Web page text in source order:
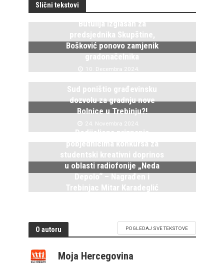
Slični tekstovi
Butulija izglasan za
predsjednika Skupštine,
Bošković ponovo zamjenik
gradonačelnika
10. Decembra 2024.
Sud poništio građevinsku
dozvolu za gradnju nove
Bolnice u Trebinju?!
24. Novembra 2024.
Dodijeljena priznanja
pobjednicima konkursa za
studentski kreativni doprinos
u oblasti radiofonije „Neda
Depolo“ – Nagrađen i
Trebinjac Mitar Karadeglić
O autoru POGLEDAJ SVE TEKSTOVE
Moja Hercegovina